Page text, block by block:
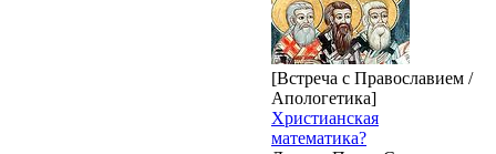
[Встреча с Православием /
Апологетика]
Христианская
математика?